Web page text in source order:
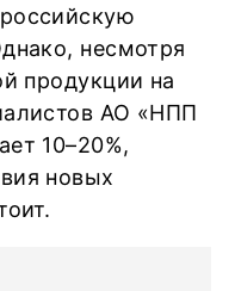
несмотря
продукции на
АО «НПП
10–20%,
новых